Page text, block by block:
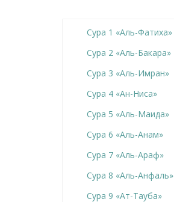
Сура 1 «Аль-Фатиха»
Сура 2 «Аль-Бакара»
Сура 3 «Аль-Имран»
Сура 4 «Ан-Ниса»
Сура 5 «Аль-Маида»
Сура 6 «Аль-Анам»
Сура 7 «Аль-Араф»
Сура 8 «Аль-Анфаль»
Сура 9 «Ат-Тауба»